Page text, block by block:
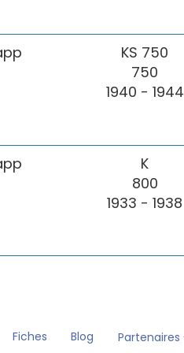
KS 750
750
1940 - 1944
K
800
1933 - 1938
Fiches Blog Partenaires